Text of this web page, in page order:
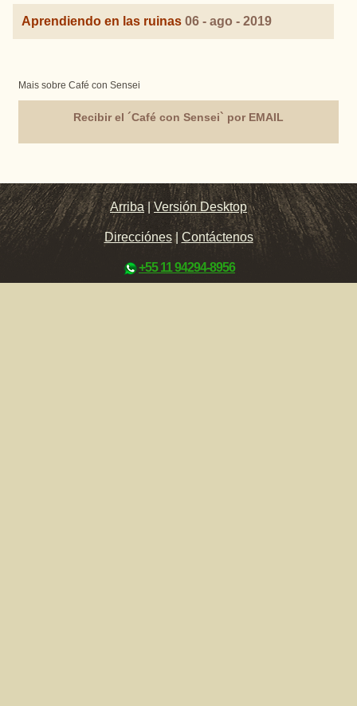
Aprendiendo en las ruinas 06 - ago - 2019
Mais sobre Café con Sensei
Recibir el ´Café con Sensei` por EMAIL
Arriba |Versión Desktop
Direcciónes| Contáctenos
+55 11 94294-8956